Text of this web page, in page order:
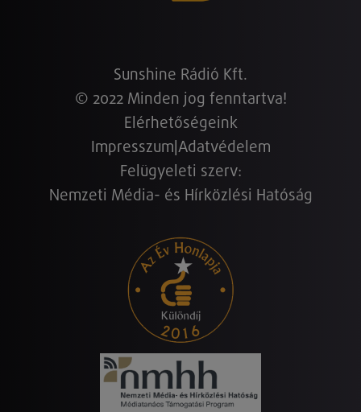
Sunshine Rádió Kft.
© 2022 Minden jog fenntartva!
Elérhetőségeink
Impresszum Adatvédelem
Felügyeleti szerv:
Nemzeti Média- és Hírközlési Hatóság